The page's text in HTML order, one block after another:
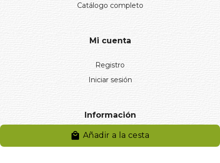
Añadir a la cesta
Catálogo completo
Mi cuenta
Registro
Iniciar sesión
Información
Aviso legal